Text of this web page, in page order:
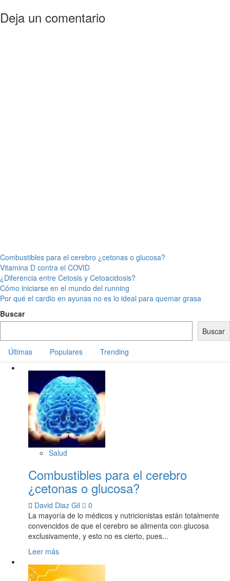
Deja un comentario
Combustibles para el cerebro ¿cetonas o glucosa?
Vitamina D contra el COVID
¿Diferencia entre Cetosis y Cetoacidosis?
Cómo iniciarse en el mundo del running
Por qué el cardio en ayunas no es lo ideal para quemar grasa
Buscar
Buscar
Últimas
Populares Trending
Salud
Combustibles para el cerebro
¿cetonas o glucosa?
David Diaz Gil
0
La mayoría de lo médicos y nutricionistas están totalmente
convencidos de que el cerebro se alimenta con glucosa
exclusivamente, y esto no es cierto, pues...
Leer más